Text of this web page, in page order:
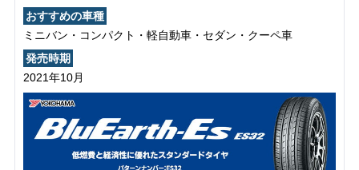
おすすめの車種
ミニバン・コンパクト・軽自動車・セダン・クーペ車
発売時期
2021年10月